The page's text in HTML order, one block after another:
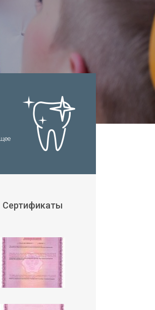
Сертификаты